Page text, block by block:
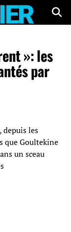
»: les
par
depuis les
que Goultekine
un sceau